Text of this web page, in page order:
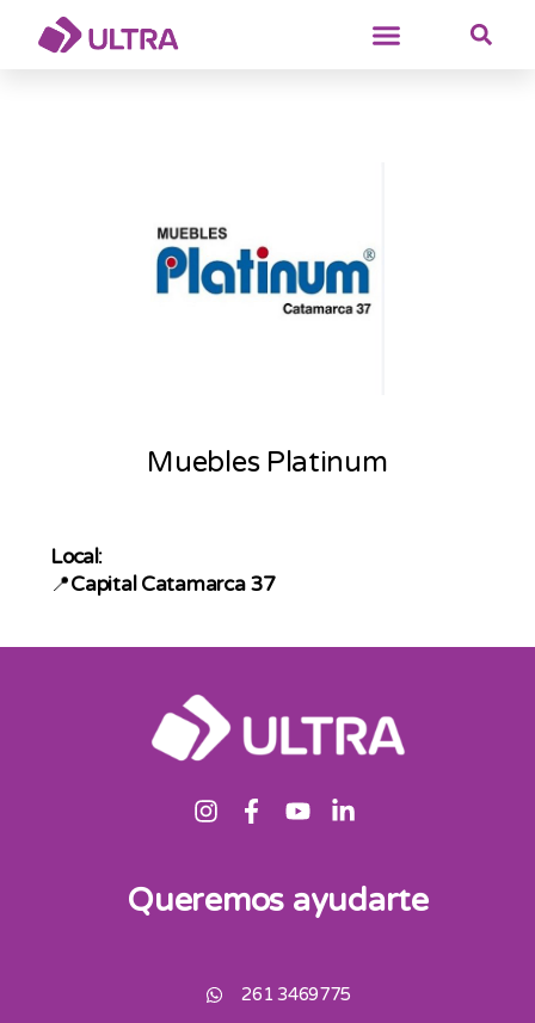
Muebles Platinum
Local:
📍Capital Catamarca 37
Queremos ayudarte
261 3469775